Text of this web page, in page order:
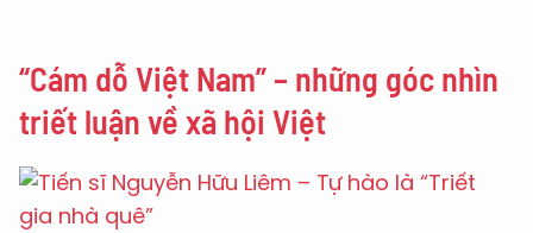
“Cám dỗ Việt Nam” – những góc nhìn
triết luận về xã hội Việt